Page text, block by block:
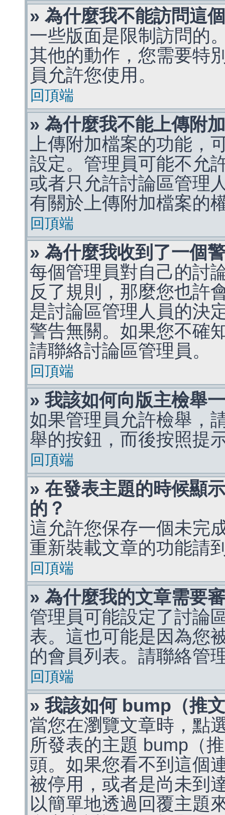
» 為什麼我不能訪問這
一些版面是限制訪問的
其他的動作，您需要特
員允許您使用。
回頂端
» 為什麼我不能上傳附
上傳附加檔案的功能，
設定。管理員可能不允
或者只允許討論區管理
有關於上傳附加檔案的
回頂端
» 為什麼我收到了一個
每個管理員對自己的討
反了規則，那麼您也許
是討論區管理人員的決
警告無關。如果您不確
請聯絡討論區管理員。
回頂端
» 我該如何向版主檢舉
如果管理員允許檢舉，
舉的按鈕，而後按照提
回頂端
» 在發表主題的時候顯
的？
這允許您保存一個未完
重新裝載文章的功能請
回頂端
» 為什麼我的文章需要
管理員可能設定了討論
表。這也可能是因為您
的會員列表。請聯絡管
回頂端
» 我該如何 bump（推
當您在瀏覽文章時，點
所發表的主題 bump（
頭。如果您看不到這個
被停用，或者是尚未到
以簡單地透過回覆主題